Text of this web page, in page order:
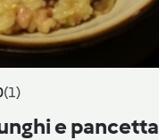
(1)
e pancetta